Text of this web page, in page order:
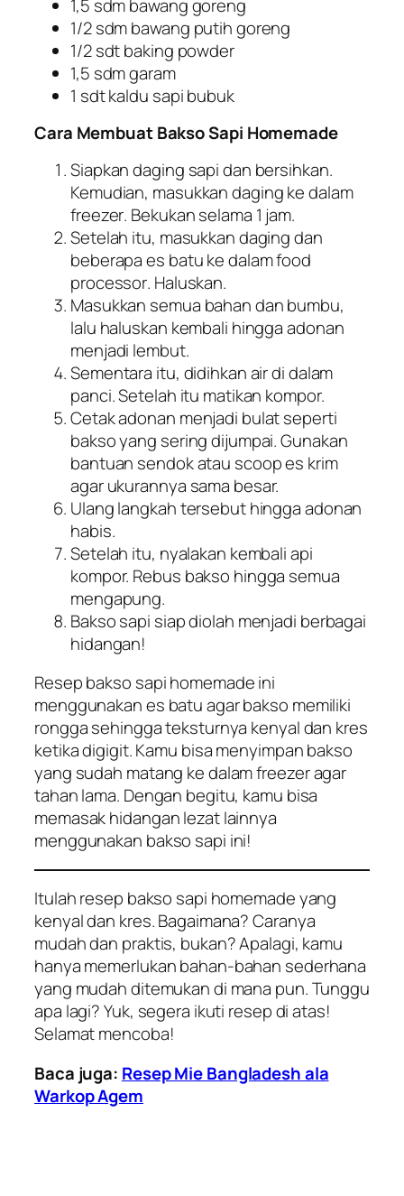
1,5 sdm bawang goreng
1/2 sdm bawang putih goreng
1/2 sdt baking powder
1,5 sdm garam
1 sdt kaldu sapi bubuk
Cara Membuat Bakso Sapi Homemade
Siapkan daging sapi dan bersihkan.
Kemudian, masukkan daging ke dalam
freezer. Bekukan selama 1 jam.
Setelah itu, masukkan daging dan
beberapa es batu ke dalamfood
processor. Haluskan.
Masukkan semua bahan dan bumbu,
lalu haluskan kembali hingga adonan
menjadi lembut.
Sementara itu, didihkan air di dalam
panci. Setelah itu matikan kompor.
Cetak adonan menjadi bulat seperti
bakso yang sering dijumpai. Gunakan
bantuan sendok atau scoop es krim
agar ukurannya sama besar.
Ulang langkah tersebut hingga adonan
habis.
Setelah itu, nyalakan kembali api
kompor. Rebus bakso hingga semua
mengapung.
Bakso sapi siap diolah menjadi berbagai
hidangan!
Resep bakso sapihomemadeini
menggunakan es batu agar bakso memiliki
rongga sehingga teksturnya kenyal dan kres
ketika digigit. Kamu bisa menyimpan bakso
yang sudah matang ke dalamfreezeragar
tahan lama. Dengan begitu, kamu bisa
memasak hidangan lezat lainnya
menggunakan bakso sapi ini!
Itulah resep bakso sapi homemade yang
kenyal dan kres. Bagaimana? Caranya
mudah dan praktis, bukan? Apalagi, kamu
hanya memerlukan bahan-bahan sederhana
yang mudah ditemukan di mana pun. Tunggu
apa lagi? Yuk, segera ikuti resep di atas!
Selamat mencoba!
Baca juga: Resep Mie Bangladesh ala
Warkop Agem